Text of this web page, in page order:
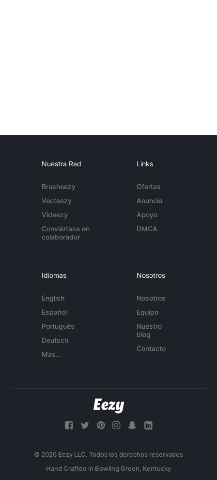
Nuestra Red
Brusheezy
Vecteezy
Videezy
Conviértase en
colaborador
Links
Ofertas
Anuncie
Apoyo
DMCA
Idiomas
English
Español
Português
Deutsch
Más...
Nosotros
Nosotros
Equipo
Nuestro
blog
Contacto
© 2026 Eezy LLC. Todos los derechos reservados